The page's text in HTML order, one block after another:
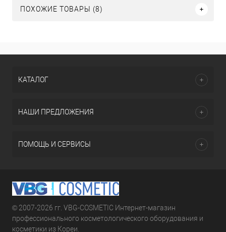
ПОХОЖИЕ ТОВАРЫ (8)
КАТАЛОГ
НАШИ ПРЕДЛОЖЕНИЯ
ПОМОЩЬ И СЕРВИСЫ
© 2007-2026 гг. VBG-COSMETIC Интернет-магазин
профессионального косметологического оборудования и
косметики из Кореи.